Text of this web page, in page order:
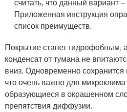
считать, что данный вариант
Приложенная инструкция
список преимуществ.
Покрытие станет гидрофобным,
конденсат от тумана не
вниз. Одновременно
что очень важно для
образующиеся в окрашенном
препятствия диффузии.